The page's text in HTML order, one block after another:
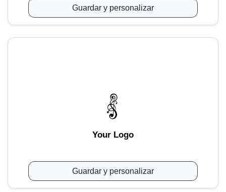
Guardar y personalizar
Your Logo
Guardar y personalizar